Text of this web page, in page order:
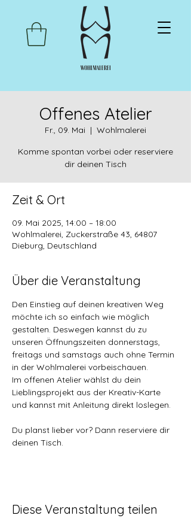
Offenes Atelier
Fr., 09. Mai
  |
Wohlmalerei
Komme spontan vorbei oder reserviere
dir deinen Tisch
Zeit & Ort
09. Mai 2025, 14:00 – 18:00
Wohlmalerei, Zuckerstraße 43, 64807
Dieburg, Deutschland
Über die Veranstaltung
Den Einstieg auf deinen kreativen Weg
möchte ich so einfach wie möglich
gestalten. Deswegen kannst du zu
unseren Öffnungszeiten donnerstags,
freitags und samstags auch ohne Termin
in der Wohlmalerei vorbeischauen.
Im offenen Atelier wählst du dein
Lieblingsprojekt aus der Kreativ-Karte
und kannst mit Anleitung direkt loslegen.
Du planst lieber vor? Dann reserviere dir
deinen Tisch.
Diese Veranstaltung teilen